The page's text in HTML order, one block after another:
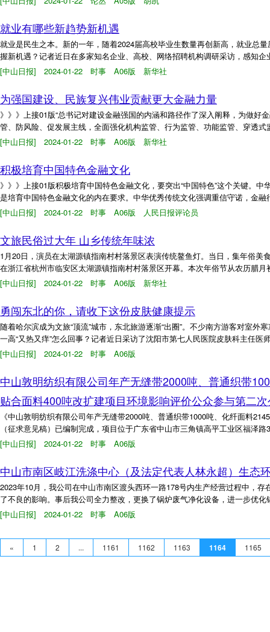
就业有哪些新趋势新机遇
就业是民生之本。新的一年，随着2024届高校毕业生数量再创新高，就业总
握新机遇？记者近日在多家知名企业、高校、网络招聘机构调研采访，感知
[中山日报] 2024-01-22 时事 A06版 新华社
为强国建设、民族复兴伟业贡献更大金融力量
》》》上接01版“总书记对建设金融强国的内涵和路径作了深入阐释，为做好
管、防风险、促发展主线，全面强化机构监管、行为监管、功能监管、穿透
[中山日报] 2024-01-22 时事 A06版 新华社
积极培育中国特色金融文化
》》》上接01版积极培育中国特色金融文化，要突出“中国特色”这个关键。
是培育中国特色金融文化的内在要求。中华优秀传统文化强调重信守诺，金
[中山日报] 2024-01-22 时事 A06版 人民日报评论员
文旅民俗过大年 山乡传统年味浓
1月20日，演员在太湖源镇指南村村落景区表演传统鳌鱼灯。当日，集年俗美
在浙江省杭州市临安区太湖源镇指南村村落景区开幕。本次年俗节从农历腊
[中山日报] 2024-01-22 时事 A06版 新华社
勇闯东北的你，请收下这份皮肤健康提示
随着哈尔滨成为文旅“顶流”城市，东北旅游逐渐“出圈”。不少南方游客对室
一高“又热又痒”怎么回事？记者近日采访了沈阳市第七人民医院皮肤科主任
[中山日报] 2024-01-22 时事 A06版
中山敦明纺织有限公司年产无缝带2000吨、普通织带
贴合面料400吨改扩建项目环境影响评价公众参与第二
《中山敦明纺织有限公司年产无缝带2000吨、普通织带1000吨、化纤面料
（征求意见稿）已编制完成，项目位于广东省中山市三角镇高平工业区福泽
[中山日报] 2024-01-22 时事 A06版
中山市南区岐江洗涤中心（及法定代表人林永超）生态
2023年10月，我公司在中山市南区渡头西环一路178号内生产经营过程中，
了不良的影响。事后我公司全力整改，更换了锅炉废气净化设备，进一步优
[中山日报] 2024-01-22 时事 A06版
« 1 2 ... 1161 1162 1163 1164 1165